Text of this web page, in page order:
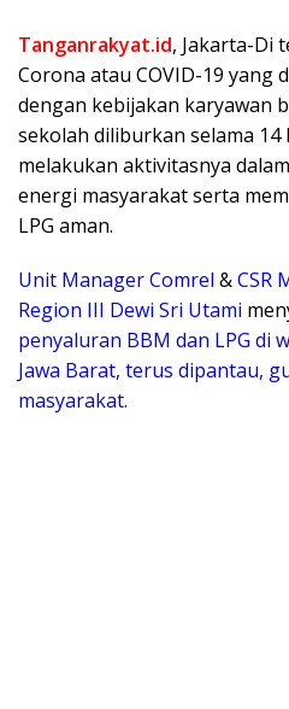
Tanganrakyat.id, Jakarta-Di
Corona atau COVID-19 yang
dengan kebijakan karyawan
sekolah diliburkan selama
melakukan aktivitasnya
energi masyarakat serta
LPG aman.
Unit Manager Comrel &CSR
Region III Dewi Sri Utami
penyaluran BBM dan LPG di
Jawa Barat, terus dipantau,
masyarakat.